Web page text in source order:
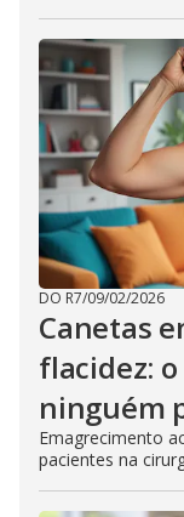
DO R7/09/02/2026
Canetas
flacidez:
ninguém
Emagrecimento
pacientes na